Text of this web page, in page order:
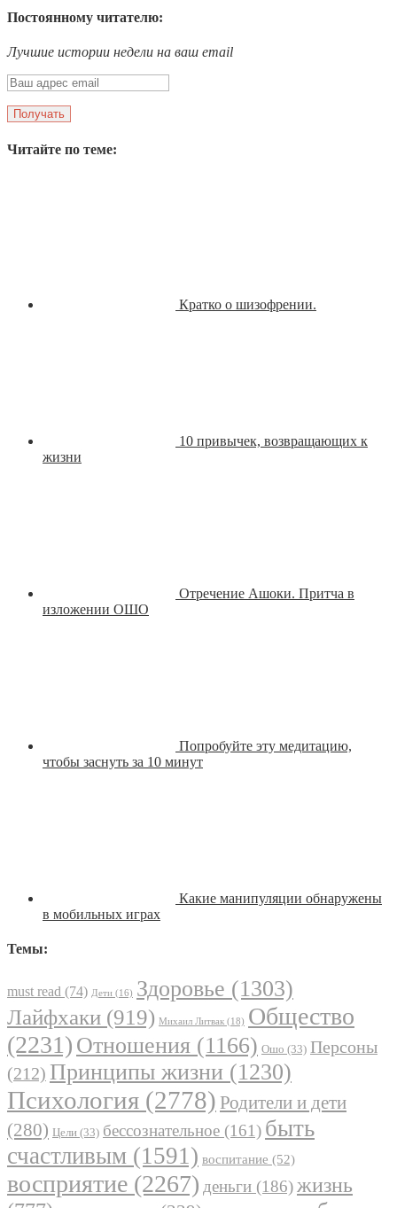
Постоянному читателю:
Лучшие истории недели на ваш email
Читайте по теме:
Кратко о шизофрении.
10 привычек, возвращающих к
жизни
Отречение Ашоки. Притча в
изложении ОШО
Попробуйте эту медитацию,
чтобы заснуть за 10 минут
Какие манипуляции обнаружены
в мобильных играх
Темы:
must read (74) Дети (16) Здоровье (1303)
Лайфхаки (919) Михаил Литвак (18) Общество
(2231) Отношения (1166) Ошо (33) Персоны
(212) Принципы жизни (1230)
Психология (2778) Родители и дети
(280) Цели (33) бессознательное (161) быть
счастливым (1591) воспитание (52)
восприятие (2267) деньги (186)жизнь